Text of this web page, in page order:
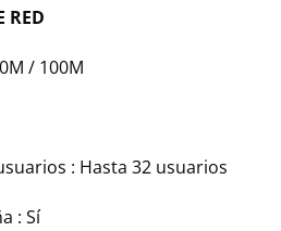
RED
/ 100M
: Hasta 32 usuarios
: Sí